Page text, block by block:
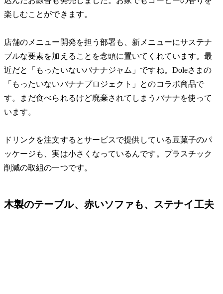
楽しむことができます。
店舗のメニュー開発を担う部署も、新メニューにサステナ
ブルな要素を加えることを念頭に置いてくれています。最
近だと「もったいないバナナジャム」ですね。Doleさまの
「もったいないバナナプロジェクト」とのコラボ商品で
す。まだ食べられるけど廃棄されてしまうバナナを使って
います。
ドリンクを注文するとサービスで提供している豆菓子のパ
ッケージも、実は小さくなっているんです。プラスチック
削減の取組の一つです。
木製のテーブル、赤いソファも、ステナイ工夫